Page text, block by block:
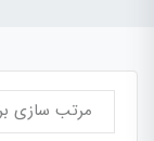
مرتب سازی